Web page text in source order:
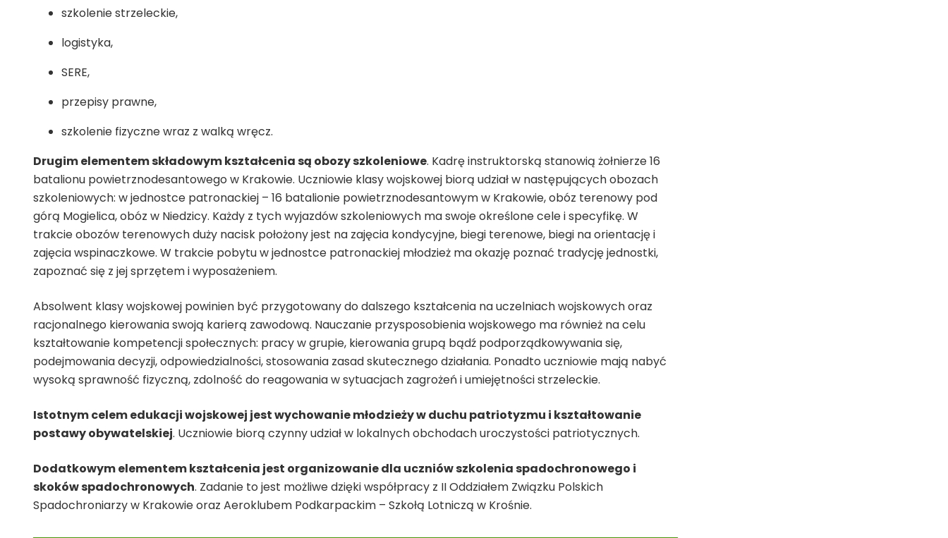
szkolenie strzeleckie,
logistyka,
SERE,
przepisy prawne,
szkolenie fizyczne wraz z walką wręcz.
Drugim elementem składowym kształcenia są obozy szkoleniowe. Kadrę instruktorską stanowią żołnierze 16
batalionu powietrznodesantowego w Krakowie. Uczniowie klasy wojskowej biorą udział w następujących obozach
szkoleniowych: w jednostce patronackiej – 16 batalionie powietrznodesantowym w Krakowie, obóz terenowy pod
górą Mogielica, obóz w Niedzicy. Każdy z tych wyjazdów szkoleniowych ma swoje określone cele i specyfikę. W
trakcie obozów terenowych duży nacisk położony jest na zajęcia kondycyjne, biegi terenowe, biegi na orientację i
zajęcia wspinaczkowe. W trakcie pobytu w jednostce patronackiej młodzież ma okazję poznać tradycję jednostki,
zapoznać się z jej sprzętem i wyposażeniem.
Absolwent klasy wojskowej powinien być przygotowany do dalszego kształcenia na uczelniach wojskowych oraz
racjonalnego kierowania swoją karierą zawodową. Nauczanie przysposobienia wojskowego ma również na celu
kształtowanie kompetencji społecznych: pracy w grupie, kierowania grupą bądź podporządkowywania się,
podejmowania decyzji, odpowiedzialności, stosowania zasad skutecznego działania. Ponadto uczniowie mają nabyć
wysoką sprawność fizyczną, zdolność do reagowania w sytuacjach zagrożeń i umiejętności strzeleckie.
Istotnym celem edukacji wojskowej jest wychowanie młodzieży w duchu patriotyzmu i kształtowanie
postawy obywatelskiej. Uczniowie biorą czynny udział w lokalnych obchodach uroczystości patriotycznych.
Dodatkowym elementem kształcenia jest organizowanie dla uczniów szkolenia spadochronowego i
skoków spadochronowych. Zadanie to jest możliwe dzięki współpracy z II Oddziałem Związku Polskich
Spadochroniarzy w Krakowie oraz Aeroklubem Podkarpackim – Szkołą Lotniczą w Krośnie.